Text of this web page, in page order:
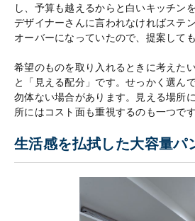
し、予算も越えるからと白いキッチン
デザイナーさんに言われなければステ
オーバーになっていたので、提案して
希望のものを取り入れるときに考えた
と「見える配分」です。せっかく選ん
勿体ない場合があります。見える場所
所にはコスト面も重視するのも一つです
生活感を払拭した大容量パ